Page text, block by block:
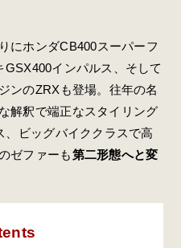
にホンダCB400スーパーフ
インパルス、そして
ンのZRXも登場。往年の名
解釈で端正なスタイリング
、ビッグバイククラスで高
ゼファーも第二形態へと変